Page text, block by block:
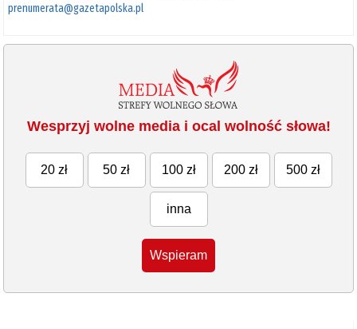
prenumerata@gazetapolska.pl
Wesprzyj wolne media i ocal wolność słowa!
20 zł 50 zł 100 zł 200 zł 500 zł
inna
Wspieram